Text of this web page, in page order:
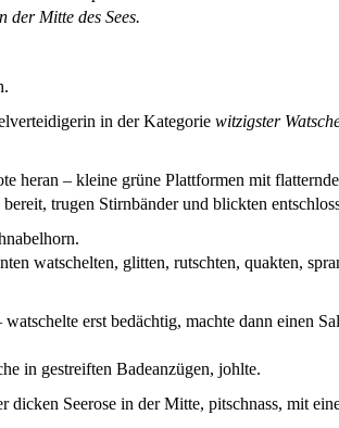
der Mitte des Sees.
in der Kategorie witzigster
heran – kleine grüne Plattformen mit
trugen Stirnbänder und blickten
watschelten, glitten, rutschten, quakten,
watschelte erst bedächtig, machte dann einen
in gestreiften Badeanzügen, johlte.
dicken Seerose in der Mitte, pitschnass, mit